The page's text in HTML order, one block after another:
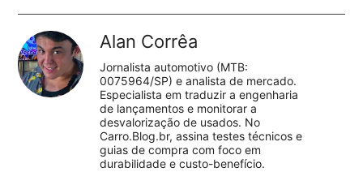
Alan Corrêa
Jornalista automotivo (MTB:
0075964/SP) e analista de mercado.
Especialista em traduzir a engenharia
de lançamentos e monitorar a
desvalorização de usados. No
Carro.Blog.br, assina testes técnicos e
guias de compra com foco em
durabilidade e custo-benefício.